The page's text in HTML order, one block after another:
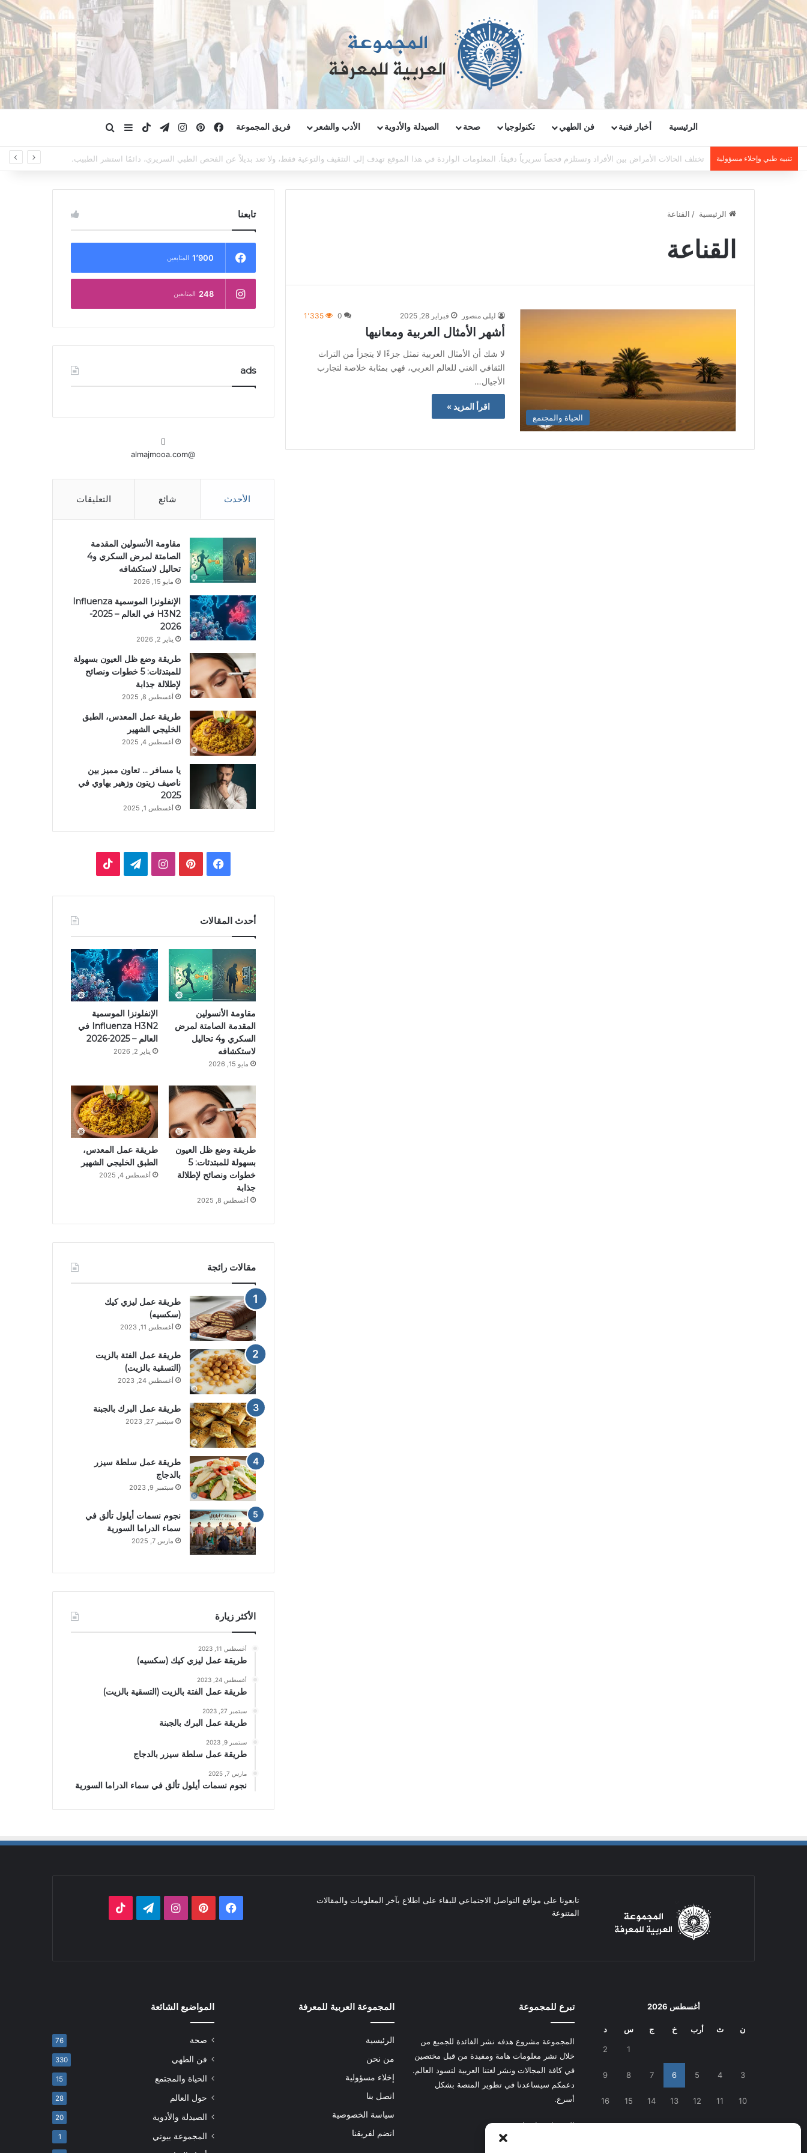
الرئيسية أخبار فنية فن الطهي تكنولوجيا صحة الصيدلة والأدوية الأدب والشعر فريق المجموعة فيسبوكبينتيريستانستقرامتيلقرام‫TikTokإضافة عمود جانبي
تنبيه طبي وإخلاء مسؤولية تختلف الحالات الأمراض بين الأفراد وتستلزم فحصاً سريرياً دقيقاً. المعلومات الواردة في هذا الموقع تهدف إلى التثقيف والتوعية فقط، ولا تعد بديلاً عن الفحص الطبي السريري، دائمًا استشر الطبيب.
الرئيسية / القناعة
القناعة
الحياة والمجتمع
ليلى منصور فبراير 28, 2025 0 1٬335
أشهر الأمثال العربية ومعانيها
لا شك أن الأمثال العربية تمثل جزءًا لا يتجزأ من التراث
الثقافي الغني للعالم العربي، فهي بمثابة خلاصة لتجارب
الأجيال…
اقرأ المزيد »
تابعنا
1٬900 المتابعين
248 المتابعين
ads
@almajmooa.com
الأحدث شائع التعليقات
مقاومة الأنسولين المقدمة
الصامتة لمرض السكري و4
تحاليل لاستكشافه
مايو 15, 2026
الإنفلونزا الموسمية Influenza
H3N2 في العالم – 2025-
2026
يناير 2, 2026
طريقة وضع ظل العيون بسهولة
للمبتدئات: 5 خطوات ونصائح
لإطلالة جذابة
أغسطس 8, 2025
طريقة عمل المعدس، الطبق
الخليجي الشهير
أغسطس 4, 2025
يا مسافر … تعاون مميز بين
ناصيف زيتون وزهير بهاوي في
2025
أغسطس 1, 2025
ب
ك
ب
ت
ي
ر
س
ا
ت
ق
ر
ا
م
ق
ر
ا
م
k
T
o
أحدث المقالات
مقاومة الأنسولين
المقدمة الصامتة لمرض
السكري و4 تحاليل
لاستكشافه
مايو 15, 2026
الإنفلونزا الموسمية
Influenza H3N2 في
العالم – 2025-2026
يناير 2, 2026
طريقة وضع ظل العيون
بسهولة للمبتدئات: 5
خطوات ونصائح لإطلالة
جذابة
أغسطس 8, 2025
طريقة عمل المعدس،
الطبق الخليجي الشهير
أغسطس 4, 2025
مقالات رائجة
طريقة عمل ليزي كيك
(سكسيه)
أغسطس 11, 2023
طريقة عمل الفتة بالزيت
(التسقية بالزيت)
أغسطس 24, 2023
طريقة عمل البرك بالجبنة
سبتمبر 27, 2023
طريقة عمل سلطة سيزر
بالدجاج
سبتمبر 9, 2023
نجوم نسمات أيلول تألق في
سماء الدراما السورية
مارس 7, 2025
الأكثر زيارة
أغسطس 11, 2023
طريقة عمل ليزي كيك (سكسيه)
أغسطس 24, 2023
طريقة عمل الفتة بالزيت (التسقية بالزيت)
سبتمبر 27, 2023
طريقة عمل البرك بالجبنة
سبتمبر 9, 2023
طريقة عمل سلطة سيزر بالدجاج
مارس 7, 2025
نجوم نسمات أيلول تألق في سماء الدراما السورية
تابعونا على مواقع التواصل الاجتماعي للبقاء على اطلاع بآخر المعلومات والمقالات
المتنوعة
فيسبوكبينتيريستانستقرامتيلقرام
أغسطس 2026
ن ث أرب خ ج س د
1
2
3
4
5
6
7
8
9
10
11
12
13
14
15
16
تبرع للمجموعة
المجموعة مشروع هدفه نشر الفائدة للجميع من
خلال نشر معلومات هامة ومفيدة من قبل مختصين
في كافة المجالات ونشر لغتنا العربية لتسود العالم.
دعمكم سيساعدنا في تطوير المنصة بشكل
أسرع.
للتبرعاضغط هنا
المجموعة العربية للمعرفة
الرئيسية
من نحن
إخلاء مسؤولية
اتصل بنا
سياسة الخصوصية
انضم لفريقنا
المواضيع الشائعة
صحة 76
فن الطهي 330
الحياة والمجتمع 15
حول العالم 28
الصيدلة والأدوية 20
المجموعة بيوتي 1